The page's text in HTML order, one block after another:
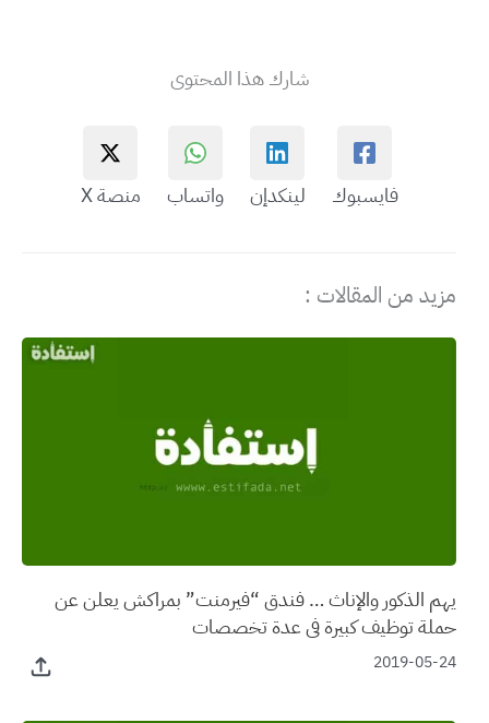
شارك هذا المحتوى
فايسبوك لينكدإن واتساب منصة X
مزيد من المقالات :
يهم الذكور والإناث … فندق “فيرمنت” بمراكش يعلن عن
حملة توظيف كبيرة في عدة تخصصات
2019-05-24